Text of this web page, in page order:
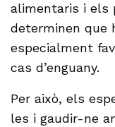
alimentaris i els
determinen que
especialment
cas d’enguany.
Per això, els
les i gaudir-ne